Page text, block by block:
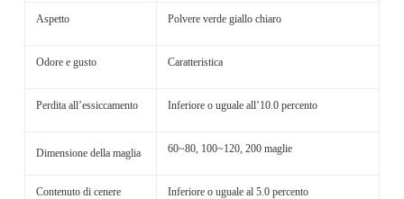
Aspetto Polvere verde giallo chiaro
Odore e gusto Caratteristica
Perdita all’essiccamento Inferiore o uguale all’10.0 percento
Dimensione della maglia 60~80, 100~120, 200 maglie
Contenuto di cenere Inferiore o uguale al 5.0 percento